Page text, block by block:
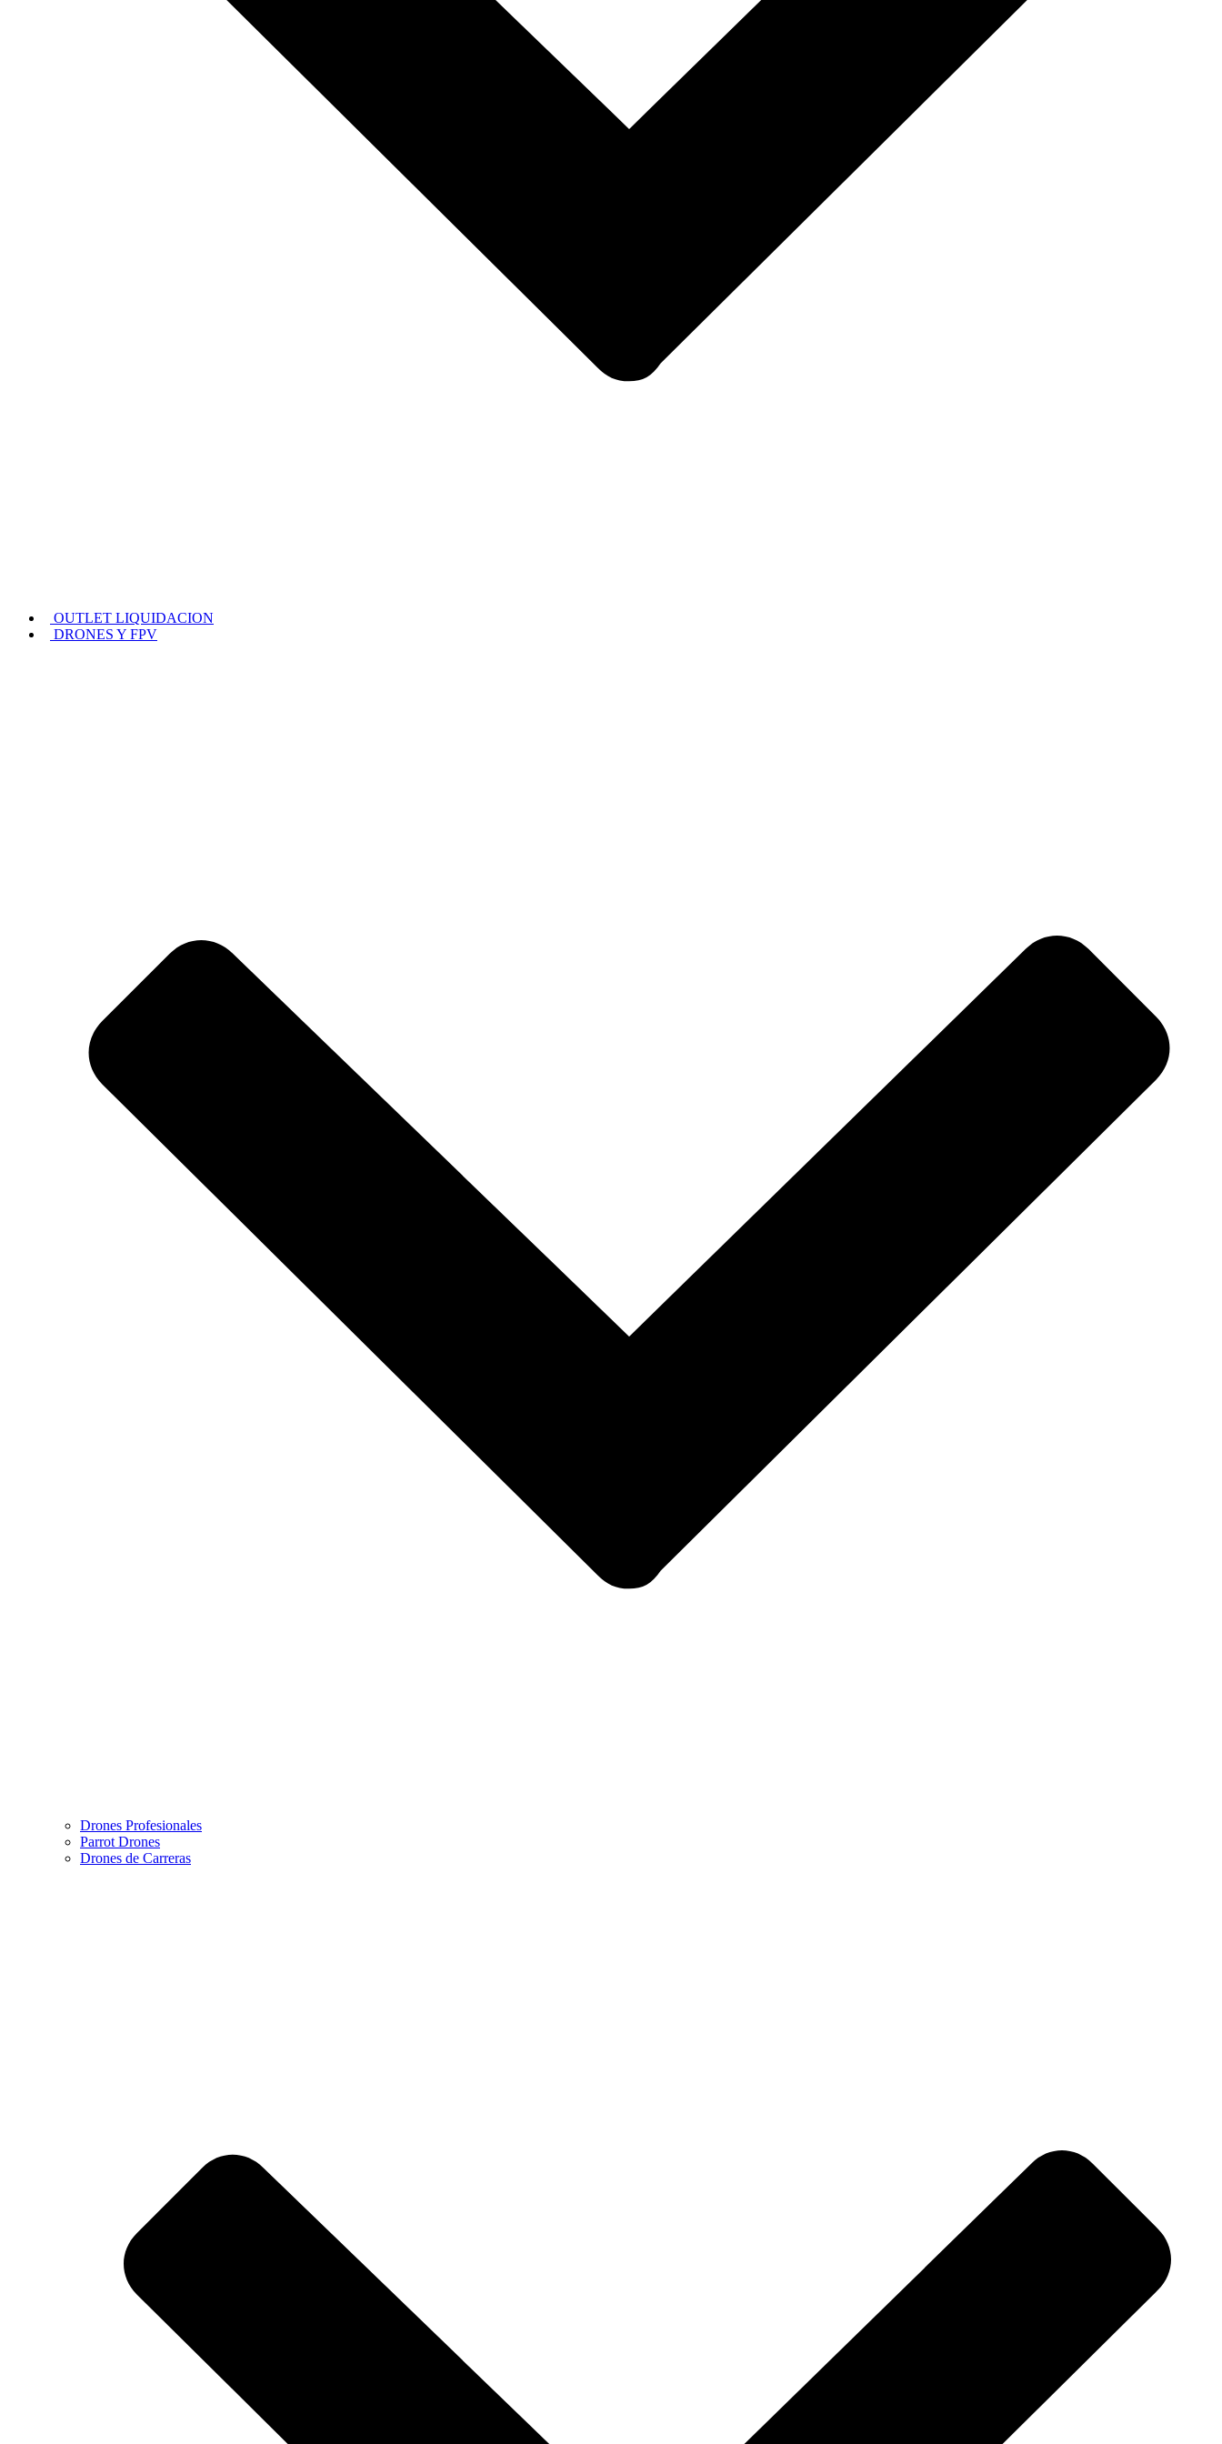
OUTLET LIQUIDACION
DRONES Y FPV
Drones Profesionales
Parrot Drones
Drones de Carreras